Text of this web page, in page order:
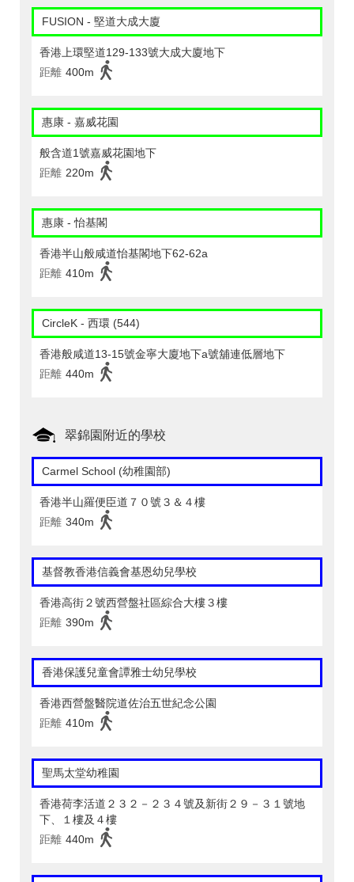
FUSION - 堅道大成大廈
香港上環堅道129-133號大成大廈地下
距離 400m
惠康 - 嘉威花園
般含道1號嘉威花園地下
距離 220m
惠康 - 怡基閣
香港半山般咸道怡基閣地下62-62a
距離 410m
CircleK - 西環 (544)
香港般咸道13-15號金寧大廈地下a號舖連低層地下
距離 440m
翠錦園附近的學校
Carmel School (幼稚園部)
香港半山羅便臣道７０號３＆４樓
距離 340m
基督教香港信義會基恩幼兒學校
香港高街２號西營盤社區綜合大樓３樓
距離 390m
香港保護兒童會譚雅士幼兒學校
香港西營盤醫院道佐治五世紀念公園
距離 410m
聖馬太堂幼稚園
香港荷李活道２３２－２３４號及新街２９－３１號地
下、１樓及４樓
距離 440m